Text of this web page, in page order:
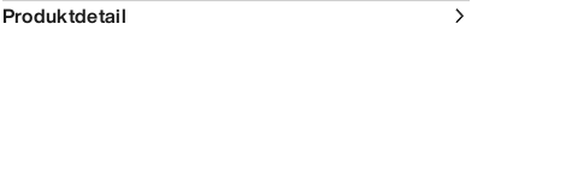
Produktdetail